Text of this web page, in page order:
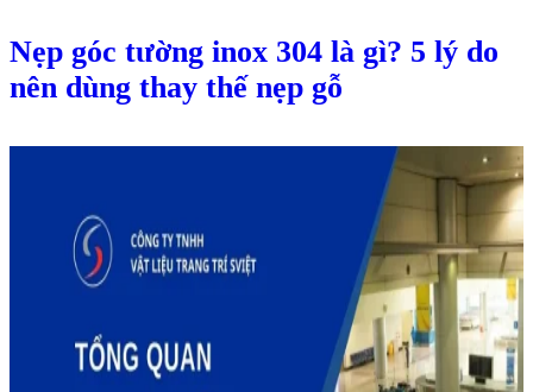
Nẹp góc tường inox 304 là gì? 5 lý do
nên dùng thay thế nẹp gỗ